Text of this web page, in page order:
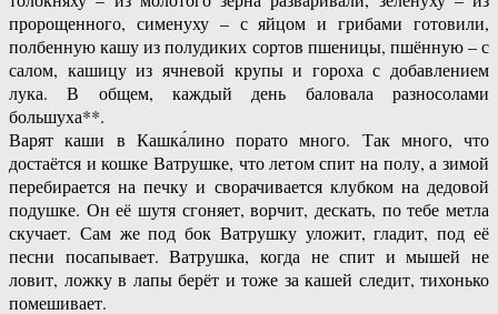
пророщенного, сименуху – с яйцом и грибами готовили,
полбенную кашу из полудиких сортов пшеницы, пшённую – с
салом, кашицу из ячневой крупы и гороха с добавлением
лука. В общем, каждый день баловала разносолами
большуха**.
Варят каши в Кашка́лино порато много. Так много, что
достаётся и кошке Ватрушке, что летом спит на полу, а зимой
перебирается на печку и сворачивается клубком на дедовой
подушке. Он её шутя сгоняет, ворчит, дескать, по тебе метла
скучает. Сам же под бок Ватрушку уложит, гладит, под её
песни посапывает. Ватрушка, когда не спит и мышей не
ловит, ложку в лапы берёт и тоже за кашей следит, тихонько
помешивает.